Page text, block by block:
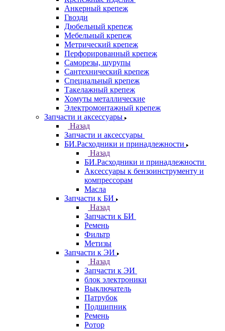
Анкерный крепеж
Гвозди
Дюбельный крепеж
Мебельный крепеж
Метрический крепеж
Перфорированный крепеж
Саморезы, шурупы
Сантехнический крепеж
Специальный крепеж
Такелажный крепеж
Хомуты металлические
Электромонтажный крепеж
Запчасти и аксессуары
Назад
Запчасти и аксессуары
БИ.Расходники и принадлежности
Назад
БИ.Расходники и принадлежности
Аксессуары к бензоинструменту и
компрессорам
Масла
Запчасти к БИ
Назад
Запчасти к БИ
Ремень
Фильтр
Метизы
Запчасти к ЭИ
Назад
Запчасти к ЭИ
блок электроники
Выключатель
Патрубок
Подшипник
Ремень
Ротор